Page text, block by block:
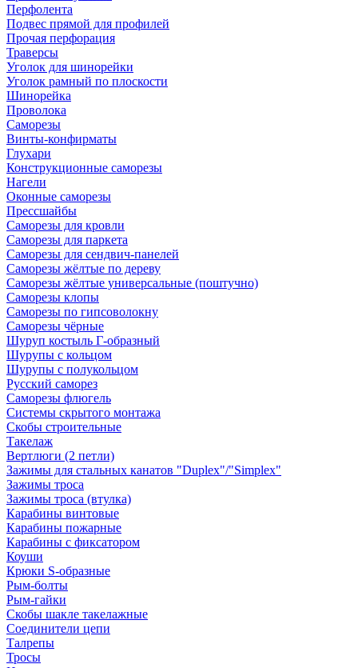
Перфолента
Подвес прямой для профилей
Прочая перфорация
Траверсы
Уголок для шинорейки
Уголок рамный по плоскости
Шинорейка
Проволока
Саморезы
Винты-конфирматы
Глухари
Конструкционные саморезы
Нагели
Оконные саморезы
Прессшайбы
Саморезы для кровли
Саморезы для паркета
Саморезы для сендвич-панелей
Саморезы жёлтые по дереву
Саморезы жёлтые универсальные (поштучно)
Саморезы клопы
Саморезы по гипсоволокну
Саморезы чёрные
Шуруп костыль Г-образный
Шурупы с кольцом
Шурупы с полукольцом
Русский саморез
Саморезы флюгель
Системы скрытого монтажа
Скобы строительные
Такелаж
Вертлюги (2 петли)
Зажимы для стальных канатов "Duplex"/"Simplex"
Зажимы троса
Зажимы троса (втулка)
Карабины винтовые
Карабины пожарные
Карабины с фиксатором
Коуши
Крюки S-образные
Рым-болты
Рым-гайки
Скобы шакле такелажные
Соединители цепи
Талрепы
Тросы